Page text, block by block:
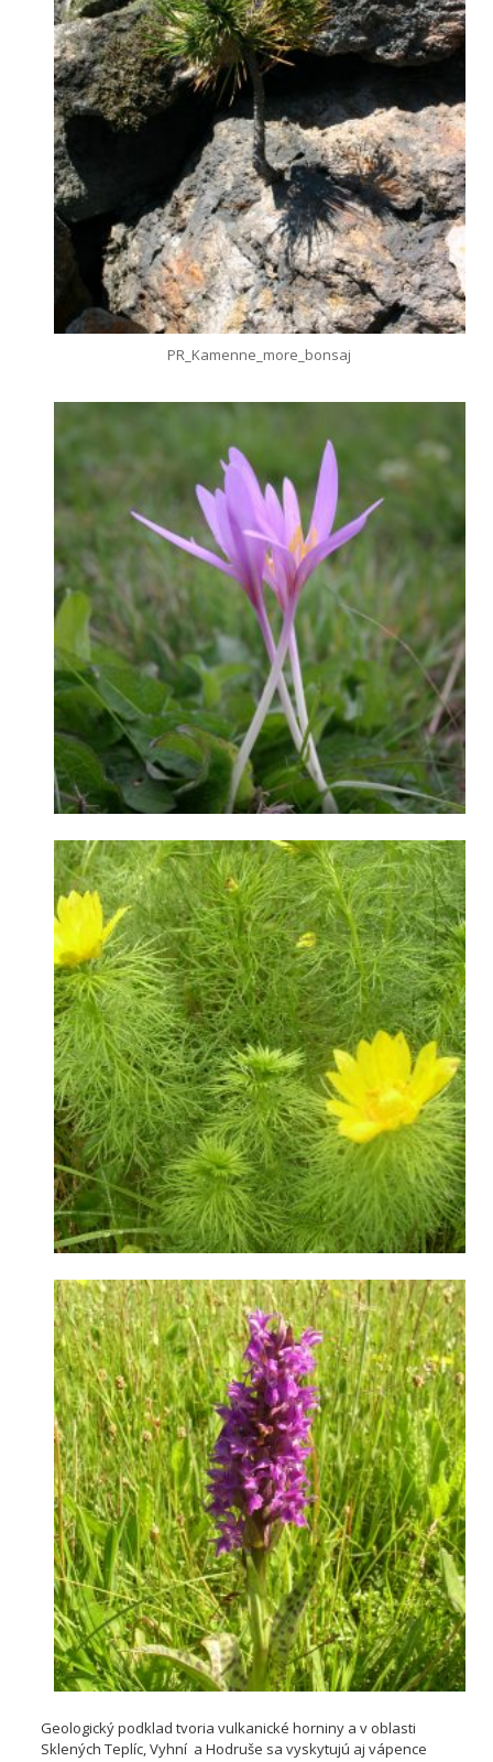
PR_Kamenne_more_bonsaj
Geologický podklad tvoria vulkanické horniny a v oblasti
Sklených Teplíc, Vyhní a Hodruše sa vyskytujú aj vápence